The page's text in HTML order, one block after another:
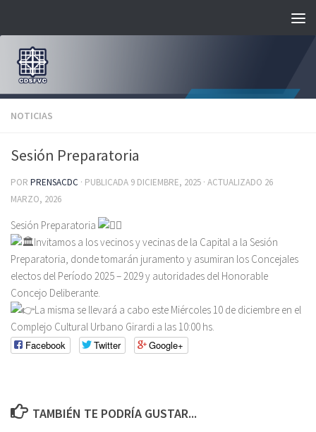
NOTICIAS
Sesión Preparatoria
POR PRENSACDC · PUBLICADA 9 DICIEMBRE, 2025 · ACTUALIZADO 26
MARZO, 2026
Sesión Preparatoria
Invitamos a los vecinos y vecinas de la Capital a la Sesión
Preparatoria, donde tomarán juramento y asumiran los Concejales
electos del Período 2025 – 2029 y autoridades del Honorable
Concejo Deliberante.
La misma se llevará a cabo este Miércoles 10 de diciembre en el
Complejo Cultural Urbano Girardi a las 10:00 hs.
Facebook
Twitter Google+
TAMBIÉN TE PODRÍA GUSTAR...